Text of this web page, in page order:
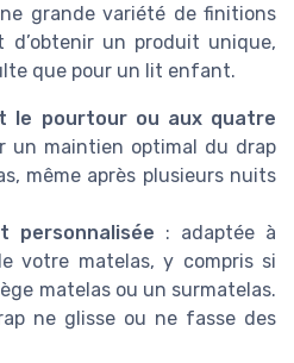
grande variété de finitions
d’obtenir un produit unique,
que pour un lit enfant.
le pourtour ou aux quatre
un maintien optimal du drap
même après plusieurs nuits
personnalisée : adaptée à
votre matelas, y compris si
matelas ou un surmatelas.
ne glisse ou ne fasse des